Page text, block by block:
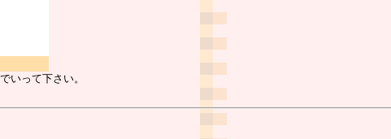
いって下さい。